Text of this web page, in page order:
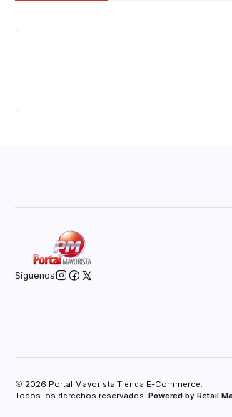
Síguenos
2026 Portal Mayorista Tienda E-Commerce.
Todos los derechos reservados. Powered by Retail